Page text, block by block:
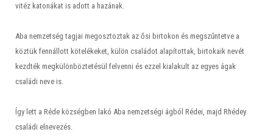
vitéz katonákat is adott a hazának.
Aba nemzetség tagjai megosztoztak az ősi birtokon és megszűntetve a
köztük fennállott kötelékeket, külön családot alapítottak, birtokaik nevét
kezdték megkülönböztetésül felvenni és ezzel kialakult az egyes ágak
családi neve is.
Így lett a Réde községben lakó Aba nemzetségi ágból Rédei, majd Rhédey
családi elnevezés.